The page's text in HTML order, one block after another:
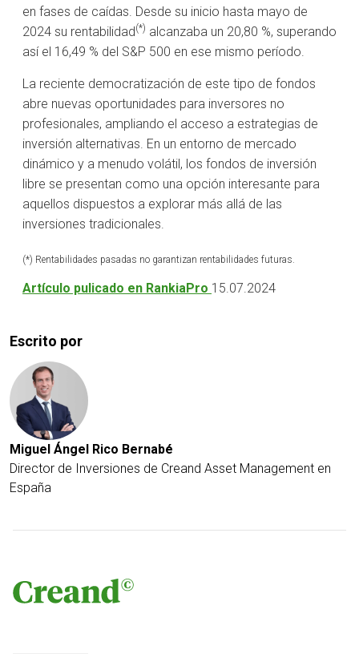
en fases de caídas. Desde su inicio hasta mayo de
2024 su rentabilidad(*) alcanzaba un 20,80 %, superando
así el 16,49 % del S&P 500 en ese mismo período.
La reciente democratización de este tipo de fondos
abre nuevas oportunidades para inversores no
profesionales, ampliando el acceso a estrategias de
inversión alternativas. En un entorno de mercado
dinámico y a menudo volátil, los fondos de inversión
libre se presentan como una opción interesante para
aquellos dispuestos a explorar más allá de las
inversiones tradicionales.
(*) Rentabilidades pasadas no garantizan rentabilidades futuras.
Artículo pulicado en RankiaPro 15.07.2024
Escrito por
Miguel Ángel Rico Bernabé
Director de Inversiones de Creand Asset Management en
España